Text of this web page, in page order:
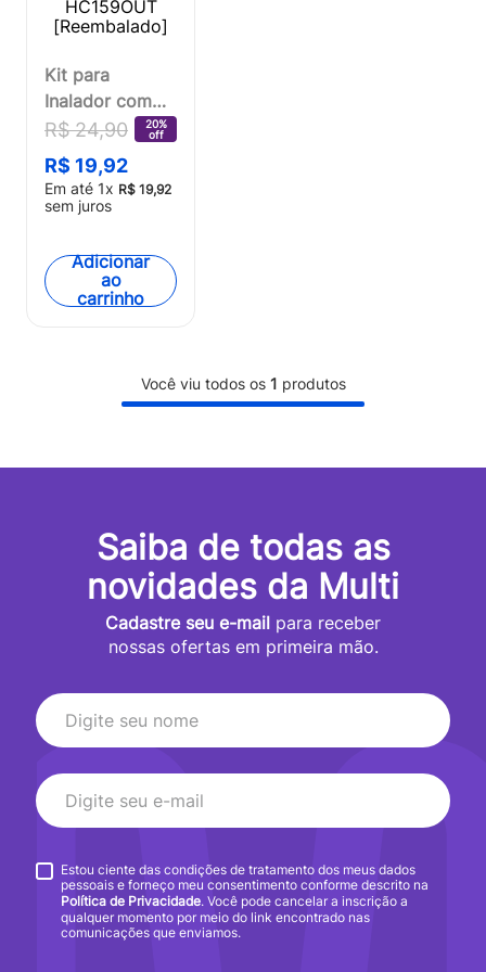
Kit para
Inalador com
Máscara Bucal
+ Tubo
Transparente
Multi Saúde -
[Reembalado]
R$ 24,90
20%
off
R$ 19,92
Em até 1x R$ 19,92
sem juros
Adicionar
ao
carrinho
Você viu todos os 1 produtos
Saiba de todas as
novidades da Multi
Cadastre seu e-mail para receber
nossas ofertas em primeira mão.
Estou ciente das condições de tratamento dos meus dados
pessoais e forneço meu consentimento conforme descrito na
Política de Privacidade. Você pode cancelar a inscrição a
qualquer momento por meio do link encontrado nas
comunicações que enviamos.